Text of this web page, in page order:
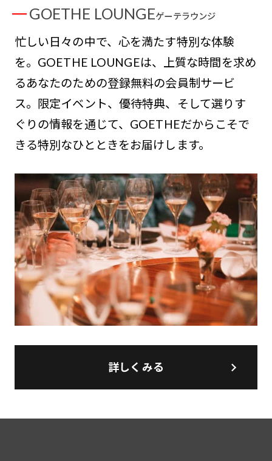
GOETHE LOUNGEゲーテラウンジ
忙しい日々の中で、心を満たす特別な体験
を。GOETHE LOUNGEは、上質な時間を求め
るあなたのための登録無料の会員制サービ
ス。限定イベント、優待特典、そして選りす
ぐりの情報を通じて、GOETHEだからこそで
きる特別なひとときをお届けします。
詳しくみる